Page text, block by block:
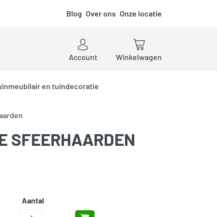
Blog Over ons Onze locatie
Account
Winkelwagen
en tuindecoratie
SFEERHAARDEN
Aantal
Elektrische Sfeerhaarden aantal